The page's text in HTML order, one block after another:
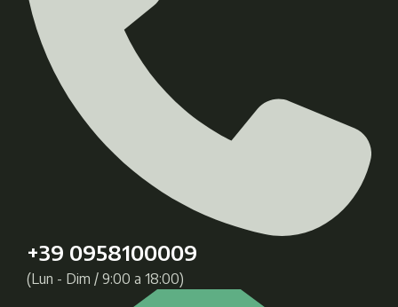
+39 0958100009
(Lun - Dim / 9:00 a 18:00)